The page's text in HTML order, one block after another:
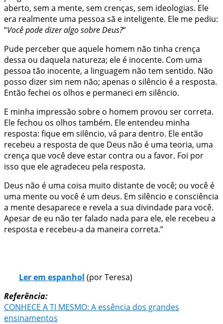
aberto, sem a mente, sem crenças, sem ideologias. Ele
era realmente uma pessoa sã e inteligente. Ele me pediu:
“Você pode dizer algo sobre Deus?“
Pude perceber que aquele homem não tinha crença
dessa ou daquela natureza; ele é inocente. Com uma
pessoa tão inocente, a linguagem não tem sentido. Não
posso dizer sim nem não; apenas o silêncio é a resposta.
Então fechei os olhos e permaneci em silêncio.
E minha impressão sobre o homem provou ser correta.
Ele fechou os olhos também. Ele entendeu minha
resposta: fique em silêncio, vá para dentro. Ele então
recebeu a resposta de que Deus não é uma teoria, uma
crença que você deve estar contra ou a favor. Foi por
isso que ele agradeceu pela resposta.
Deus não é uma coisa muito distante de você; ou você é
uma mente ou você é um deus. Em silêncio e consciência
a mente desaparece e revela a sua divindade para você.
Apesar de eu não ter falado nada para ele, ele recebeu a
resposta e recebeu-a da maneira correta.”
Ler em espanhol (por Teresa)
Referência:
CONHECE A TI MESMO: A essência dos grandes
ensinamentos